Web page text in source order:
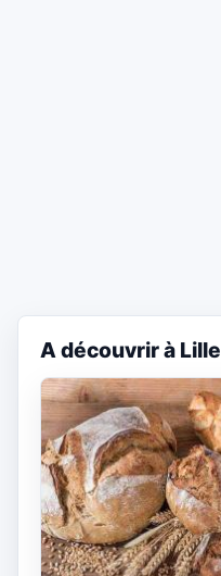
A découvrir à Lille